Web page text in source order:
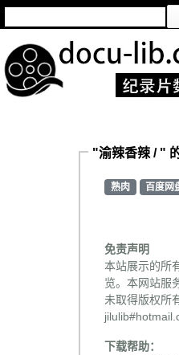
"渝辣香辣 / "
熟肉 百度网
免责声明
本站展示的所
览。本网站服
未取得版权所
下载帮助：